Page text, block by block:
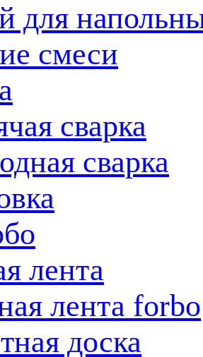
для
смеси
сварка
сварка
лента
лента forbo
доска